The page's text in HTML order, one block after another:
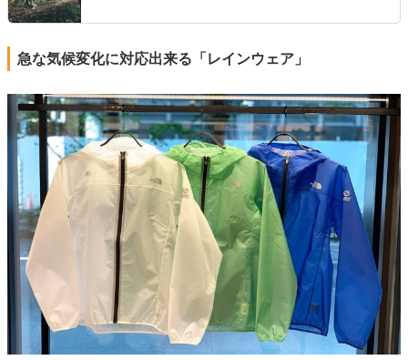
急な気候変化に対応出来る「レインウェア」